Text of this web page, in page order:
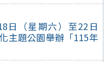
日（星期六）至22日
主題公園舉辦「115年